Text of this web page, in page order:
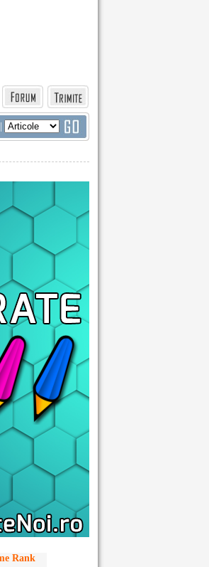
|
Rank